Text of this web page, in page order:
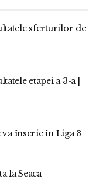
sferturilor de
etapei a 3-a |
va înscrie în Liga 3
la Seaca